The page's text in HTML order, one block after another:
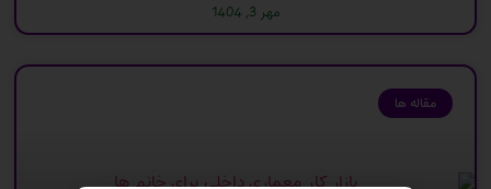
مهر 3, 1404
مقاله ها